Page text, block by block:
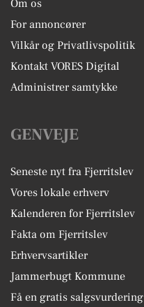
Om os
For annoncører
Vilkår og Privatlivspolitik
Kontakt VORES Digital
Administrer samtykke
GENVEJE
Seneste nyt fra Fjerritslev
Vores lokale erhverv
Kalenderen for Fjerritslev
Fakta om Fjerritslev
Erhvervsartikler
Jammerbugt Kommune
Få en gratis salgsvurdering